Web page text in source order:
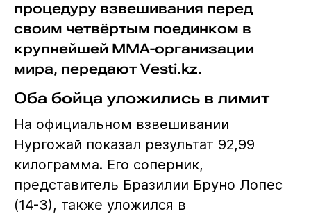
процедуру взвешивания перед
своим четвёртым поединком в
крупнейшей MMA-организации
мира, передают Vesti.kz.
Оба бойца уложились в лимит
На официальном взвешивании
Нургожай показал результат 92,99
килограмма. Его соперник,
представитель Бразилии Бруно Лопес
(14-3), также уложился в